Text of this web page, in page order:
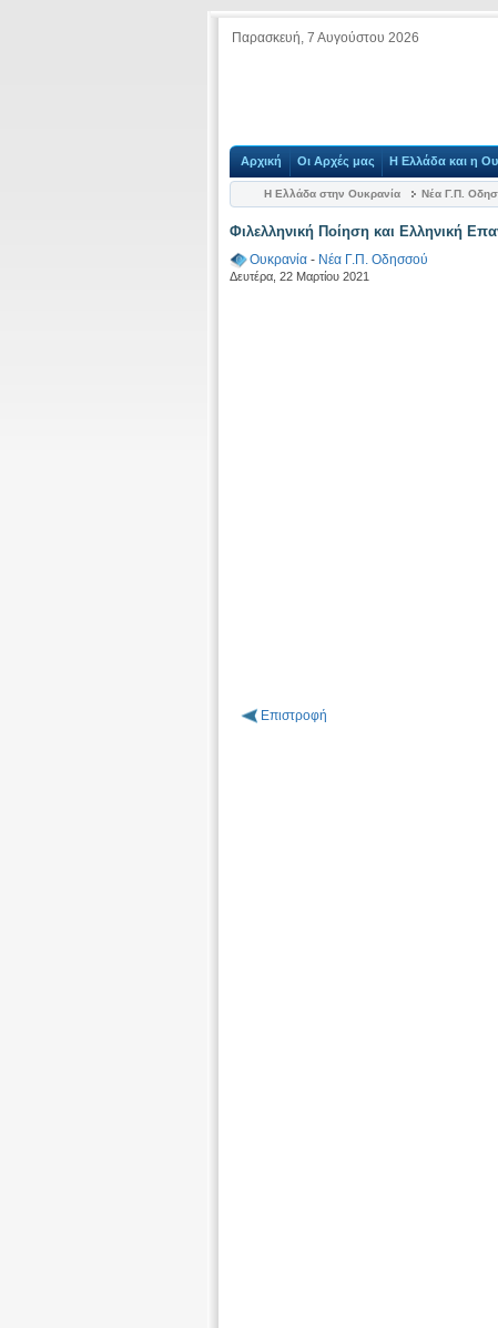
Παρασκευή, 7 Αυγούστου 2026
Αρχική Οι Αρχές μας Η Ελλάδα και η
Η Ελλάδα στην Ουκρανία Νέα Γ.Π.
Φιλελληνική Ποίηση και Ελληνική
Ουκρανία - Νέα Γ.Π. Οδησσού
Δευτέρα, 22 Μαρτίου 2021
Επιστροφή